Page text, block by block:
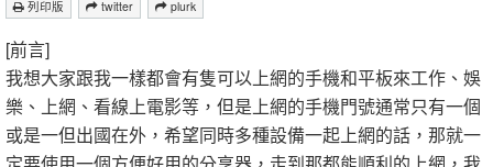
列印版 twitter plurk
[前言]
我想大家跟我一樣都會有隻可以上網的手機和平板來工作、娛
樂、上網、看線上電影等，但是上網的手機門號通常只有一個
或是一但出國在外，希望同時多種設備一起上網的話，那就一